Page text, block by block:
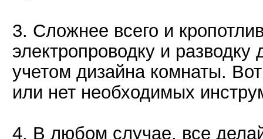
3. Сложнее всего и
электропроводку и
учетом дизайна комнаты.
или нет необходимых
4. В любом случае, все